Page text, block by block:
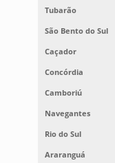
Tubarão
São Bento do Sul
Caçador
Concórdia
Camboriú
Navegantes
Rio do Sul
Araranguá